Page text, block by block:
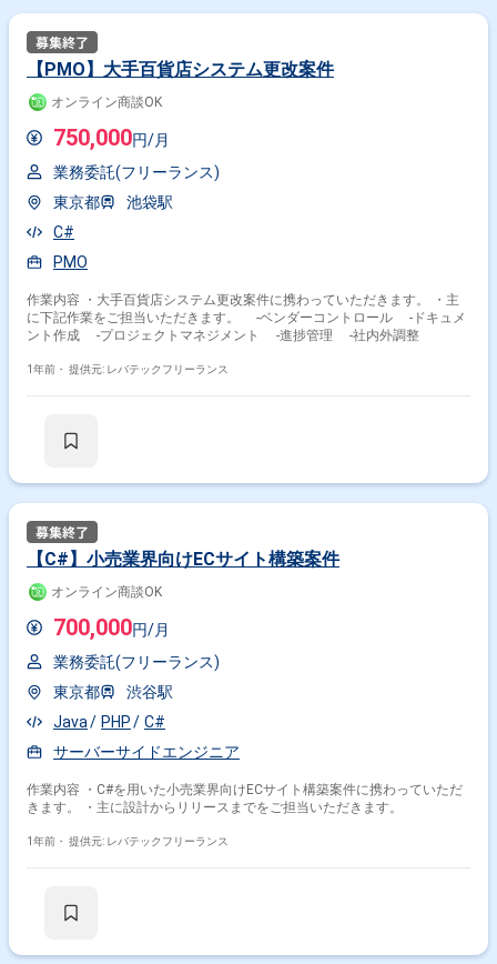
【PMO】大手百貨店システム更改案件
オンライン商談OK
750,000円/月
業務委託(フリーランス)
東京都
池袋駅
C#
PMO
作業内容 ・大手百貨店システム更改案件に携わっていただきます。 ・主
に下記作業をご担当いただきます。 ‐ベンダーコントロール ‐ドキュメ
ント作成 ‐プロジェクトマネジメント ‐進捗管理 ‐社内外調整
1年前・ 提供元: レバテックフリーランス
【C#】小売業界向けECサイト構築案件
オンライン商談OK
700,000円/月
業務委託(フリーランス)
東京都
渋谷駅
Java
PHP
C#
サーバーサイドエンジニア
作業内容 ・C#を用いた小売業界向けECサイト構築案件に携わっていただ
きます。 ・主に設計からリリースまでをご担当いただきます。
1年前・ 提供元: レバテックフリーランス